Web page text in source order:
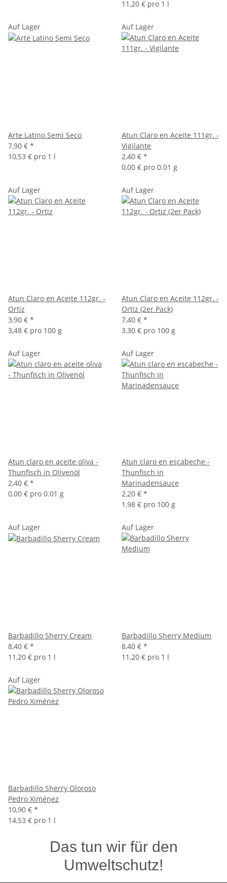
11,20 € pro 1 l
Auf Lager
Arte Latino Semi Seco
7,90 € *
10,53 € pro 1 l
Auf Lager
Atun Claro en Aceite 111gr. -
Vigilante
2,40 € *
0,00 € pro 0.01 g
Auf Lager
Atun Claro en Aceite 112gr. -
Ortiz
3,90 € *
3,48 € pro 100 g
Auf Lager
Atun Claro en Aceite 112gr. -
Ortiz (2er Pack)
7,40 € *
3,30 € pro 100 g
Auf Lager
Atun claro en aceite oliva -
Thunfisch in Olivenöl
2,40 € *
0,00 € pro 0.01 g
Auf Lager
Atun claro en escabeche -
Thunfisch in
Marinadensauce
2,20 € *
1,98 € pro 100 g
Auf Lager
Barbadillo Sherry Cream
8,40 € *
11,20 € pro 1 l
Auf Lager
Barbadillo Sherry Medium
8,40 € *
11,20 € pro 1 l
Auf Lager
Barbadillo Sherry Oloroso
Pedro Ximénez
10,90 € *
14,53 € pro 1 l
Das tun wir für den
Umweltschutz!